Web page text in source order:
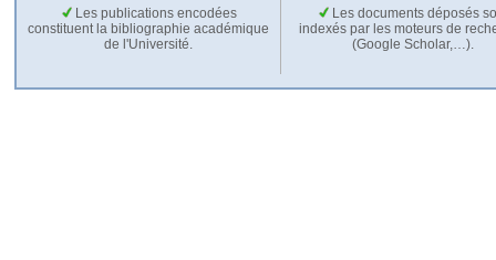
Les publications encodées
constituent la bibliographie académique
de l'Université.
Les documents déposés
indexés par les moteurs de
(Google Scholar,…).